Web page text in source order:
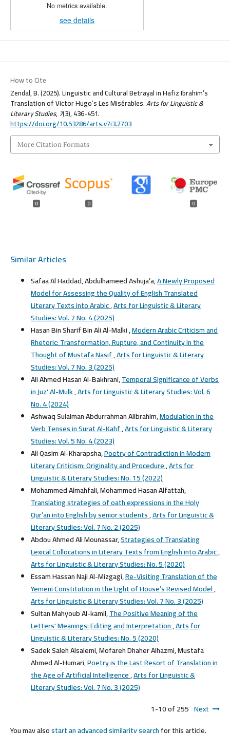
No metrics available.
see details
How to Cite
Zendal, B. (2025). Linguistic and Cultural Betrayal in Hafiz Ibrahim’s
Translation of Victor Hugo’s Les Misérables.Arts for Linguistic &
Literary Studies, 7(3), 436-451.
https://doi.org/10.53286/arts.v7i3.2703
More Citation Formats
0 0 0
Similar Articles
Safaa Al Haddad, Abdulhameed Ashuja’a,A Newly Proposed
Model for Assessing the Quality of English Translated
Literary Texts into Arabic,Arts for Linguistic & Literary
Studies: Vol. 7 No. 4 (2025)
Hasan Bin Sharif Bin Ali Al-Malki ,Modern Arabic Criticism and
Rhetoric: Transformation, Rupture, and Continuity in the
Thought of Mustafa Nasif,Arts for Linguistic & Literary
Studies: Vol. 7 No. 3 (2025)
Ali Ahmed Hasan Al-Bakhrani,Temporal Significance of Verbs
in Juz' Al-Mulk,Arts for Linguistic & Literary Studies: Vol. 6
No. 4 (2024)
Ashwaq Sulaiman Abdurrahman Alibrahim,Modulation in the
Verb Tenses in Surat Al-Kahf,Arts for Linguistic & Literary
Studies: Vol. 5 No. 4 (2023)
Ali Qasim Al-Kharapsha,Poetry of Contradiction in Modern
Literary Criticism: Originality and Procedure,Arts for
Linguistic & Literary Studies: No. 15 (2022)
Mohammed Almahfali, Mohammed Hasan Alfattah,
Translating strategies of oath expressions in the Holy
Qur’an into English by senior students,Arts for Linguistic &
Literary Studies: Vol. 7 No. 2 (2025)
Abdou Ahmed Ali Mounassar,Strategies of Translating
Lexical Collocations in Literary Texts from English into Arabic,
Arts for Linguistic & Literary Studies: No. 5 (2020)
Essam Hassan Naji Al-Mizgagi,Re-Visiting Translation of the
Yemeni Constitution in the Light of House’s Revised Model,
Arts for Linguistic & Literary Studies: Vol. 7 No. 3 (2025)
Sultan Mahyoub Al-kamil,The Positive Meaning of the
Letters' Meanings: Editing and Interpretation,Arts for
Linguistic & Literary Studies: No. 5 (2020)
Sadek Saleh Alsalemi, Mofareh Dhaher Alhazmi, Mustafa
Ahmed Al-Humari,Poetry is the Last Resort of Translation in
the Age of Artificial Intelligence,Arts for Linguistic &
Literary Studies: Vol. 7 No. 3 (2025)
1-10 of 255 Next